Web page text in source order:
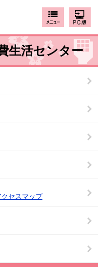
生活センター
セスマップ